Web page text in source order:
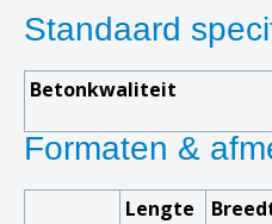
Standaard
Betonkwaliteit
Formaten &
Lengte